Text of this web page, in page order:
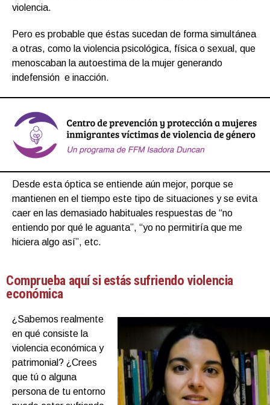
violencia.
Pero es probable que éstas sucedan de forma simultánea
a otras, como la violencia psicológica, física o sexual, que
menoscaban la autoestima de la mujer generando
indefensión e inacción.
Desde esta óptica se entiende aún mejor, porque se
mantienen en el tiempo este tipo de situaciones y se evita
caer en las demasiado habituales respuestas de “no
entiendo por qué le aguanta”, “yo no permitiría que me
hiciera algo así”, etc.
Comprueba aquí si estás sufriendo violencia
económica
¿Sabemos realmente
en qué consiste la
violencia económica y
patrimonial? ¿Crees
que tú o alguna
persona de tu entorno